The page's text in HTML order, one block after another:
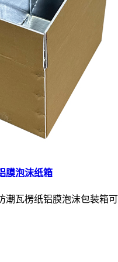
膜泡沫纸箱
潮瓦楞纸铝膜泡沫包装箱